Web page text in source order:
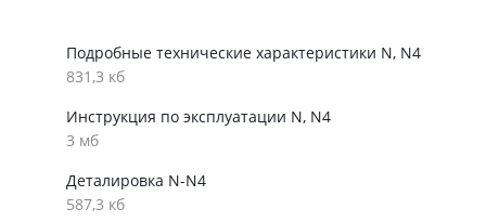
Подробные технические характеристики N, N4
831,3 кб
Инструкция по эксплуатации N, N4
3 мб
Деталировка N-N4
587,3 кб